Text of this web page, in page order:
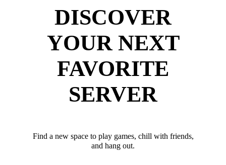
DISCOVER
YOUR NEXT
FAVORITE
SERVER
Find a new space to play games, chill with friends,
and hang out.